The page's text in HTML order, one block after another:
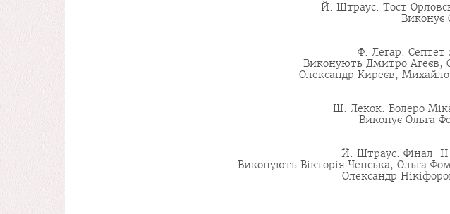
Й. Штраус. Тост
Виконує
Ф. Легар. Септет
Виконують Дмитро Агеєв,
Олександр Киреєв,
Ш. Лекок. Болеро
Виконує Ольга
Й. Штраус. Фінал
Виконують Вікторія Ченська, Ольга
Олександр